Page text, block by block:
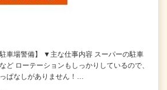
駐車場警備】 ▼主な仕事内容 スーパーの駐車
ローテーションもしっかりしているので、
ぱなしがありません！…